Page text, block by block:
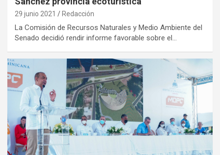
29 junio 2021 Redacción
La Comisión de Recursos Naturales y Medio Ambiente del
Senado decidió rendir informe favorable sobre el…